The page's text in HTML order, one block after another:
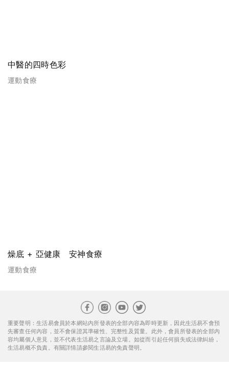
中醫的四時色彩
運動食療
燥底 + 亞健康 安神食療
運動食療
重要聲明：生活易會員於本網站內所發表的全部內容為即時更新，因此生活易不會預
先審查任何內容，並不會保證其準確性、完整性及質量。此外，會員所發表的全部內
容均屬個人意見，並不代表生活易之言論及立場。如從而引起任何損失或法律糾紛，
生活易概不負責。有關詳情請參閱生活易的免責聲明。